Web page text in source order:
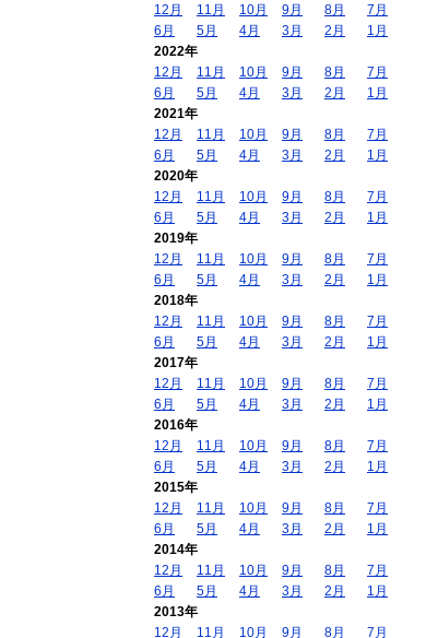
12月
11月 10月 9月 8月
7月
6月
5月 4月 3月 2月
1月
2022年
12月
11月 10月 9月 8月
7月
6月
5月 4月 3月 2月
1月
2021年
12月
11月 10月 9月 8月
7月
6月
5月 4月 3月 2月
1月
2020年
12月
11月 10月 9月 8月
7月
6月
5月 4月 3月 2月
1月
2019年
12月
11月 10月 9月 8月
7月
6月
5月 4月 3月 2月
1月
2018年
12月
11月 10月 9月 8月
7月
6月
5月 4月 3月 2月
1月
2017年
12月
11月 10月 9月 8月
7月
6月
5月 4月 3月 2月
1月
2016年
12月
11月 10月 9月 8月
7月
6月
5月 4月 3月 2月
1月
2015年
12月
11月 10月 9月 8月
7月
6月
5月 4月 3月 2月
1月
2014年
12月
11月 10月 9月 8月
7月
6月
5月 4月 3月 2月
1月
2013年
12月
11月 10月 9月 8月 7月